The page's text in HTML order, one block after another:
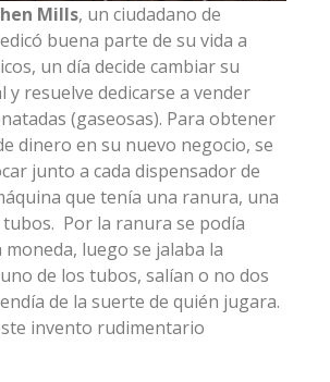
Mills, un ciudadano de
buena parte de su vida a
un día decide cambiar su
y resuelve dedicarse a vender
(gaseosas). Para obtener
dinero en su nuevo negocio, se
junto a cada dispensador de
que tenía una ranura, una
tubos. Por la ranura se podía
luego se jalaba la
de los tubos, salían o no dos
de la suerte de quién jugara.
invento rudimentario